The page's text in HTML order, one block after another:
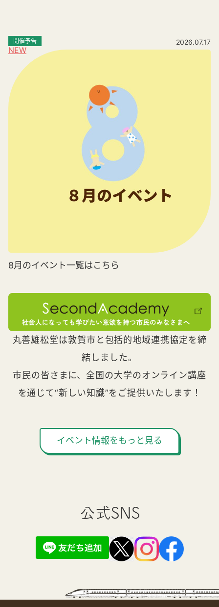
NEW
開催予告 2026.07.17
8月のイベント一覧はこちら
丸善雄松堂は敦賀市と包括的地域連携協定を締
結しました。
市民の皆さまに、全国の大学のオンライン講座
を通じて“新しい知識”をご提供いたします！
イベント情報をもっと見る
公式SNS